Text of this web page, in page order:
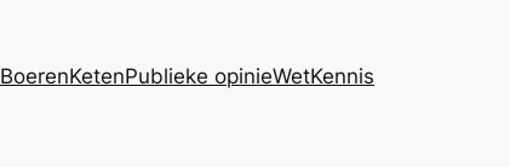
BoerenKetenPublieke opinieWetKennis